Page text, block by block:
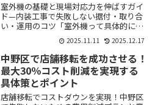
室外機の基礎と現場対応力を伸ばすガイ
ド—内装工事で失敗しない据付・取り合
い・運用のコツ「室外機って具体的に何
をしているの？どこに置けばいい？内装
工事のどのタイミングで関わる？」——
そんな疑問を持つ方に向けて、現場で実
際に使われる言い回しから...
2025.11.11 2025.12.17
中野区で店舗移転を成功させる！
最大30％コスト削減を実現する
具体策とポイント
店舗移転でコストダウンを実現！中野区